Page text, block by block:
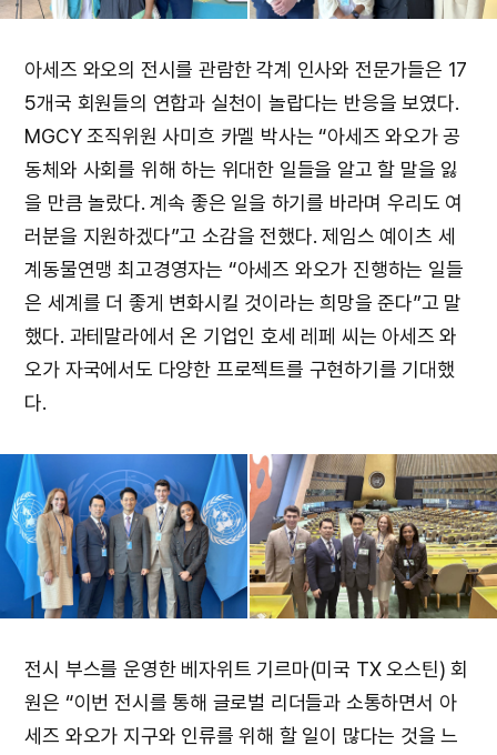
아세즈 와오의 전시를 관람한 각계 인사와 전문가들은 17
5개국 회원들의 연합과 실천이 놀랍다는 반응을 보였다.
MGCY 조직위원 사미흐 카멜 박사는 “아세즈 와오가 공
동체와 사회를 위해 하는 위대한 일들을 알고 할 말을 잃
을 만큼 놀랐다. 계속 좋은 일을 하기를 바라며 우리도 여
러분을 지원하겠다”고 소감을 전했다. 제임스 예이츠 세
계동물연맹 최고경영자는 “아세즈 와오가 진행하는 일들
은 세계를 더 좋게 변화시킬 것이라는 희망을 준다”고 말
했다. 과테말라에서 온 기업인 호세 레페 씨는 아세즈 와
오가 자국에서도 다양한 프로젝트를 구현하기를 기대했
다.
전시 부스를 운영한 베자위트 기르마(미국 TX 오스틴) 회
원은 “이번 전시를 통해 글로벌 리더들과 소통하면서 아
세즈 와오가 지구와 인류를 위해 할 일이 많다는 것을 느